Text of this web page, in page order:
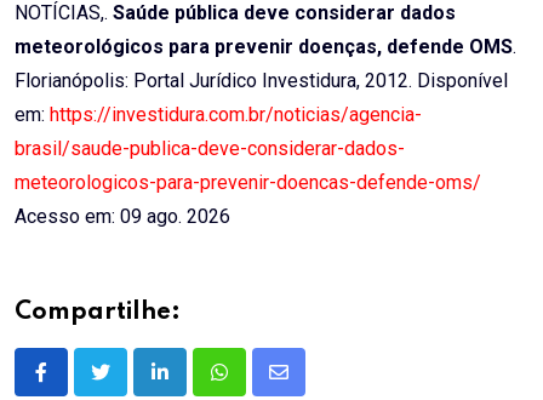
NOTÍCIAS,. Saúde pública deve considerar dados
meteorológicos para prevenir doenças, defende OMS.
Florianópolis: Portal Jurídico Investidura, 2012. Disponível
em: https://investidura.com.br/noticias/agencia-
brasil/saude-publica-deve-considerar-dados-
meteorologicos-para-prevenir-doencas-defende-oms/
Acesso em: 09 ago. 2026
Compartilhe:
LinkedInWhatsappShare